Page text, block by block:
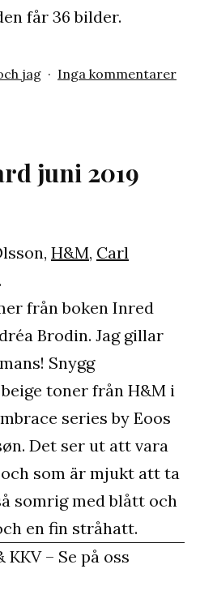
får 36 bilder.
jag Inga kommentarertill
juni 2019
H&M, Carl
.
från boken Inred
Brodin. Jag gillar
Snygg
toner från H&M i
series by Eoos
Det ser ut att vara
som är mjukt att ta
somrig med blått och
en fin stråhatt.
– Se på oss